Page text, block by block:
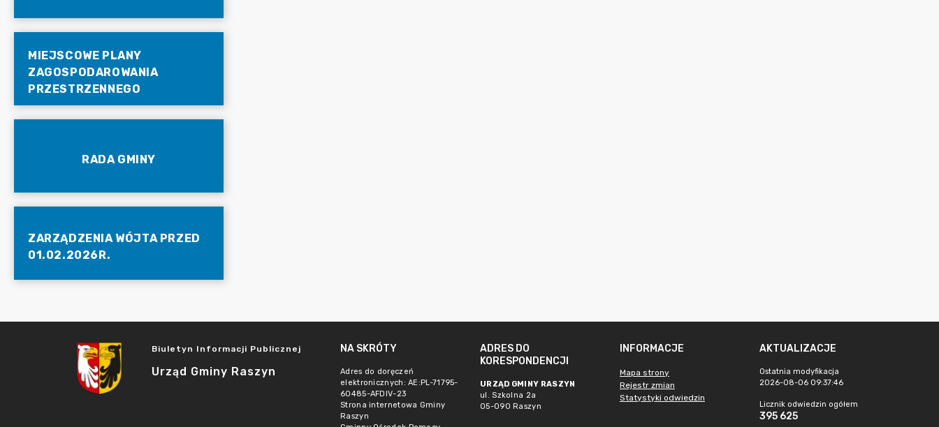
MIEJSCOWE PLANY
ZAGOSPODAROWANIA
PRZESTRZENNEGO
RADA GMINY
ZARZĄDZENIA WÓJTA PRZED
01.02.2026R.
Biuletyn Informacji Publicznej
Urząd Gminy Raszyn
NA SKRÓTY
Adres do doręczeń
elektronicznych: AE:PL-71795-
60485-AFDIV-23
Strona internetowa Gminy
Raszyn
ADRES DO
KORESPONDENCJI
URZĄD GMINY RASZYN
ul. Szkolna 2a
05-090 Raszyn
INFORMACJE
Mapa strony
Rejestr zmian
Statystyki odwiedzin
AKTUALIZACJE
Ostatnia modyfikacja
2026-08-06 09:37:46
Licznik odwiedzin ogółem
395 625